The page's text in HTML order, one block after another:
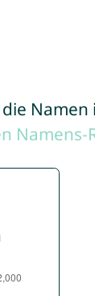
Namens-